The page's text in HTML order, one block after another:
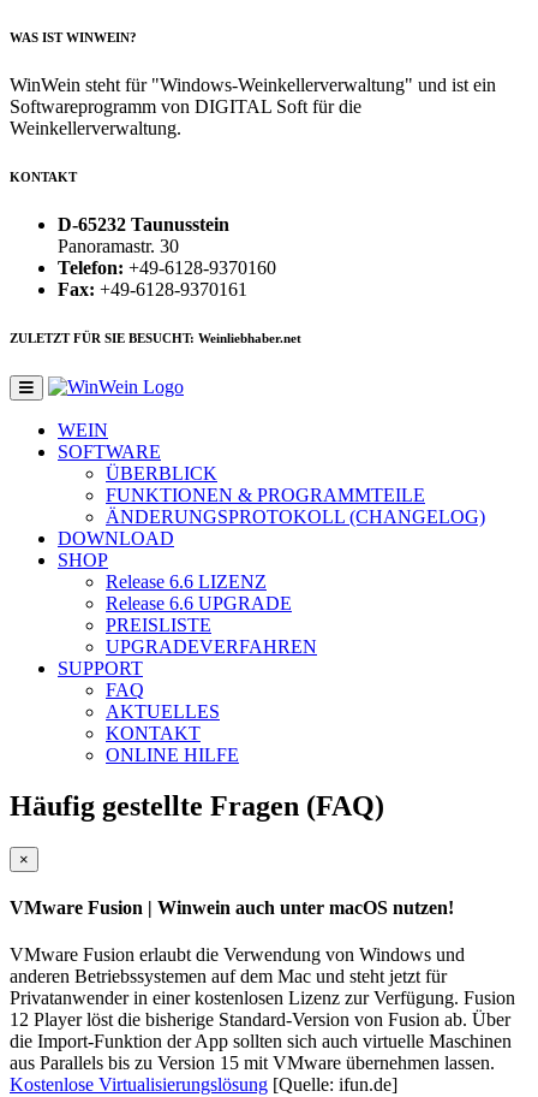
WAS IST WINWEIN?
WinWein steht für "Windows-Weinkellerverwaltung" und ist ein
Softwareprogramm von DIGITAL Soft für die
Weinkellerverwaltung.
KONTAKT
D-65232 Taunusstein
Panoramastr. 30
Telefon: +49-6128-9370160
Fax: +49-6128-9370161
ZULETZT FÜR SIE BESUCHT: Weinliebhaber.net
WEIN
SOFTWARE
ÜBERBLICK
FUNKTIONEN & PROGRAMMTEILE
ÄNDERUNGSPROTOKOLL (CHANGELOG)
DOWNLOAD
SHOP
Release 6.6 LIZENZ
Release 6.6 UPGRADE
PREISLISTE
UPGRADEVERFAHREN
SUPPORT
FAQ
AKTUELLES
KONTAKT
ONLINE HILFE
Häufig gestellte Fragen (FAQ)
×
VMware Fusion | Winwein auch unter macOS nutzen!
VMware Fusion erlaubt die Verwendung von Windows und
anderen Betriebssystemen auf dem Mac und steht jetzt für
Privatanwender in einer kostenlosen Lizenz zur Verfügung. Fusion
12 Player löst die bisherige Standard-Version von Fusion ab. Über
die Import-Funktion der App sollten sich auch virtuelle Maschinen
aus Parallels bis zu Version 15 mit VMware übernehmen lassen.
Kostenlose Virtualisierungslösung [Quelle: ifun.de]